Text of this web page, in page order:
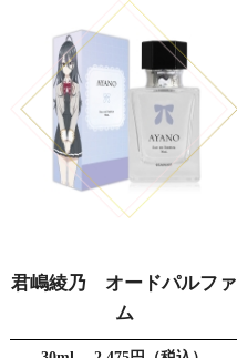
君嶋綾乃 オードパルファ
ム